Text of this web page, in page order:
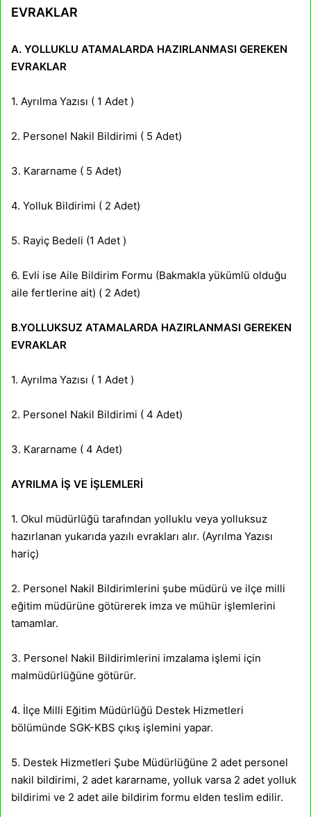
EVRAKLAR
A. YOLLUKLU ATAMALARDA HAZIRLANMASI GEREKEN
EVRAKLAR
1. Ayrılma Yazısı ( 1 Adet )
2. Personel Nakil Bildirimi ( 5 Adet)
3. Kararname ( 5 Adet)
4. Yolluk Bildirimi ( 2 Adet)
5. Rayiç Bedeli (1 Adet )
6. Evli ise Aile Bildirim Formu (Bakmakla yükümlü olduğu
aile fertlerine ait) ( 2 Adet)
B.YOLLUKSUZ ATAMALARDA HAZIRLANMASI GEREKEN
EVRAKLAR
1. Ayrılma Yazısı ( 1 Adet )
2. Personel Nakil Bildirimi ( 4 Adet)
3. Kararname ( 4 Adet)
AYRILMA İŞ VE İŞLEMLERİ
1. Okul müdürlüğü tarafından yolluklu veya yolluksuz
hazırlanan yukarıda yazılı evrakları alır. (Ayrılma Yazısı
hariç)
2. Personel Nakil Bildirimlerini şube müdürü ve ilçe milli
eğitim müdürüne götürerek imza ve mühür işlemlerini
tamamlar.
3. Personel Nakil Bildirimlerini imzalama işlemi için
malmüdürlüğüne götürür.
4. İlçe Milli Eğitim Müdürlüğü Destek Hizmetleri
bölümünde SGK-KBS çıkış işlemini yapar.
5. Destek Hizmetleri Şube Müdürlüğüne 2 adet personel
nakil bildirimi, 2 adet kararname, yolluk varsa 2 adet yolluk
bildirimi ve 2 adet aile bildirim formu elden teslim edilir.